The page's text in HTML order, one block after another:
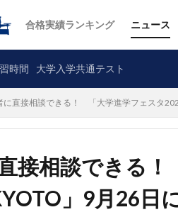
合格実績ランキング ニュース
時間 大学入学共通テスト
に直接相談できる！ 「大学進学フェスタ
接相談できる
」9月26日